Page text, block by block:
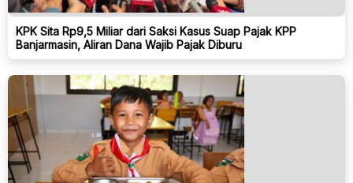
KPK Sita Rp9,5 Miliar dari Saksi Kasus Suap Pajak KPP
Banjarmasin, Aliran Dana Wajib Pajak Diburu